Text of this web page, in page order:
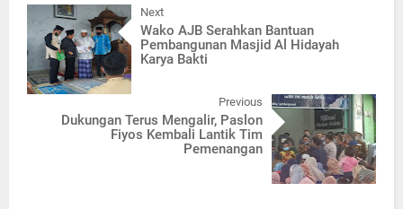
Next
Wako AJB Serahkan Bantuan
Pembangunan Masjid Al Hidayah
Karya Bakti
Previous
Dukungan Terus Mengalir, Paslon
Fiyos Kembali Lantik Tim
Pemenangan